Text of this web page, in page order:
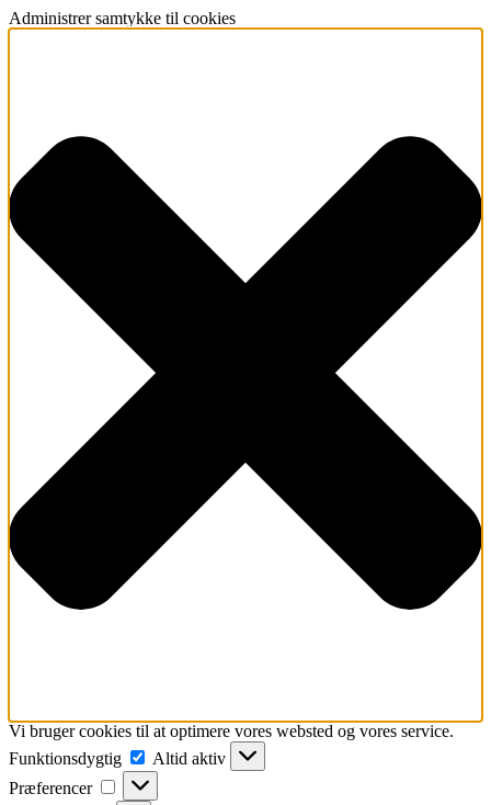
Administrer samtykke til cookies
Vi bruger cookies til at optimere vores websted og vores service.
Funktionsdygtig
Funktionsdygtig
Altid aktiv
Præferencer
Præferencer